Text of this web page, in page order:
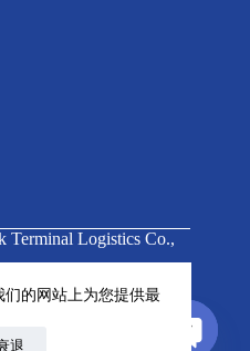
们的网站上为您提供最
退
Terminal Logistics Co.,